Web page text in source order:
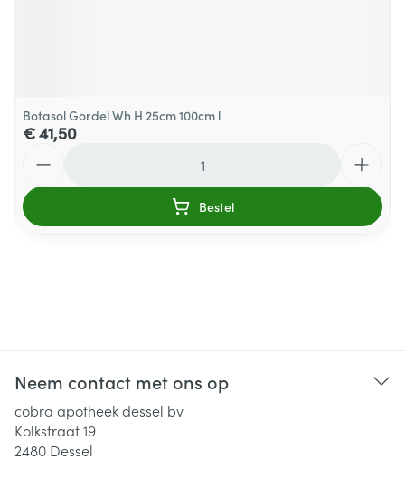
Botasol Gordel Wh H 25cm 100cm l
€ 41,50
Bestel
Neem contact met ons op
cobra apotheek dessel bv
Kolkstraat 19
2480 Dessel